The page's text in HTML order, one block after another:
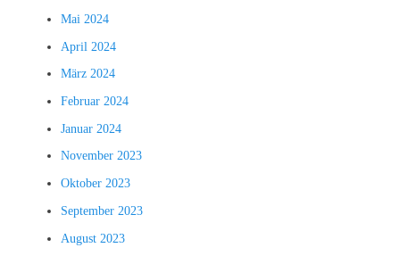
Mai 2024
April 2024
März 2024
Februar 2024
Januar 2024
November 2023
Oktober 2023
September 2023
August 2023